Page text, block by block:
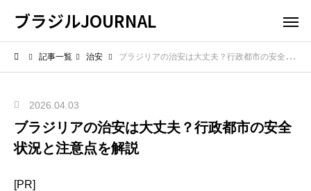
ブラジルJOURNAL
記事一覧 治安 ブラジリアの治安は大丈夫？行政都市の安全状況と注意点を解説
2026.04.03
ブラジリアの治安は大丈夫？行政都市の安全
状況と注意点を解説
[PR]